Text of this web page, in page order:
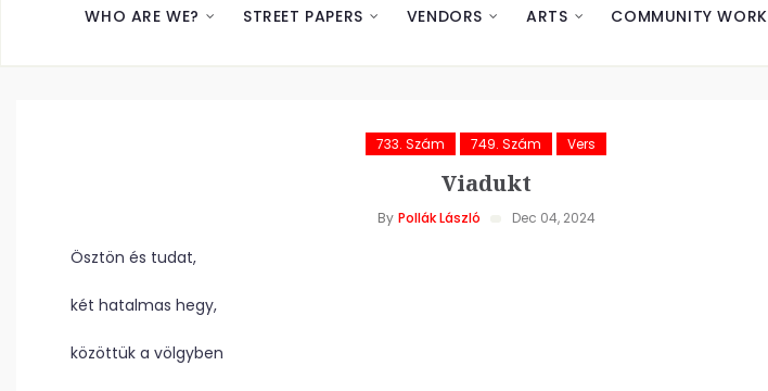
WHO ARE WE? STREET PAPERS VENDORS ARTS COMMUNITY WORK
733. Szám 749. Szám Vers
Viadukt
By Pollák László Dec 04, 2024
Ösztön és tudat,
két hatalmas hegy,
közöttük a völgyben